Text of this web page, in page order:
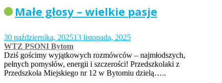
Małe głosy – wielkie pasje
30 października, 202513 listopada, 2025
WTZ PSONI Bytom
Dziś gościmy wyjątkowych rozmówców – najmłodszych,
pełnych pomysłów, energii i szczerości! Przedszkolaki z
Przedszkola Miejskiego nr 12 w Bytomiu dzielą…..